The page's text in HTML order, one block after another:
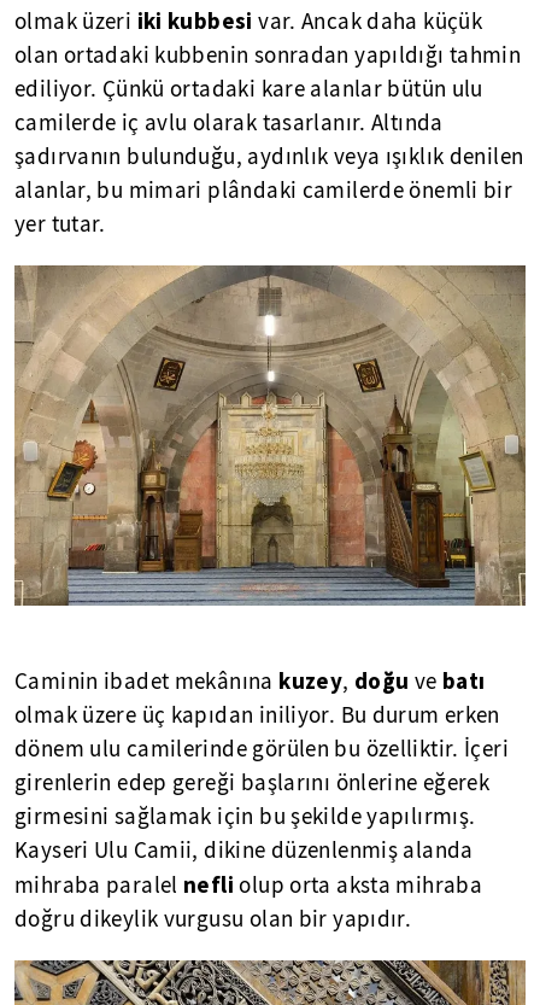
olmak üzeri iki kubbesi var. Ancak daha küçük
olan ortadaki kubbenin sonradan yapıldığı tahmin
ediliyor. Çünkü ortadaki kare alanlar bütün ulu
camilerde iç avlu olarak tasarlanır. Altında
şadırvanın bulunduğu, aydınlık veya ışıklık denilen
alanlar, bu mimari plândaki camilerde önemli bir
yer tutar.
Caminin ibadet mekânına kuzey, doğu ve batı
olmak üzere üç kapıdan iniliyor. Bu durum erken
dönem ulu camilerinde görülen bu özelliktir. İçeri
girenlerin edep gereği başlarını önlerine eğerek
girmesini sağlamak için bu şekilde yapılırmış.
Kayseri Ulu Camii, dikine düzenlenmiş alanda
mihraba paralel nefli olup orta aksta mihraba
doğru dikeylik vurgusu olan bir yapıdır.